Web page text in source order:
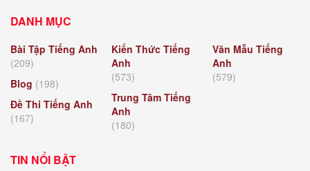
DANH MỤC
Bài Tập Tiếng Anh
(209)
Blog (198)
Đề Thi Tiếng Anh
(167)
Kiến Thức Tiếng
Anh
(573)
Trung Tâm Tiếng
Anh
(180)
Văn Mẫu Tiếng
Anh
(579)
TIN NỔI BẬT